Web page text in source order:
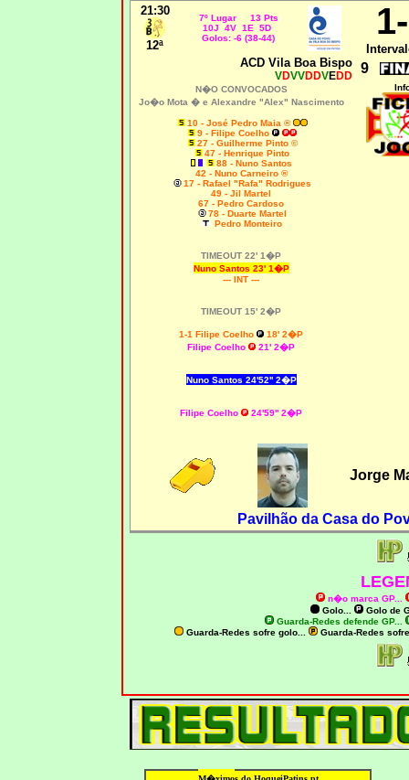
21:30
12ª
7º Lugar 13 Pts
10J 4V 1E 5D
Golos: -6 (38-44)
1
ACD Vila Boa Bispo
VDVVDDVEDD 9
N�O CONVOCADOS
Jo�o Mota � e Alexandre "Alex" Nascimento
10 - José Pedro Maia ®
9 - Filipe Coelho
27 - Guilherme Pinto ©
47 - Henrique Pinto
88 - Nuno Santos
42 - Nuno Carneiro ®
17 - Rafael "Rafa" Rodrigues
49 - Jil Martel
67 - Pedro Cardoso
78 - Duarte Martel
Pedro Monteiro
TIMEOUT 22' 1�P
Nuno Santos 23' 1�P
--- INT ---
TIMEOUT 15' 2�P
1-1 Filipe Coelho
18' 2�P
Filipe Coelho
21' 2�P
Nuno Santos 24'52'' 2�P
Filipe Coelho 24'59'' 2�P
Jorge
Pavilhão da Casa do
n�o marca GP...
Golo...
Golo de
Guarda-Redes defende GP...
Guarda-Redes sofre golo...
Guarda-Redes